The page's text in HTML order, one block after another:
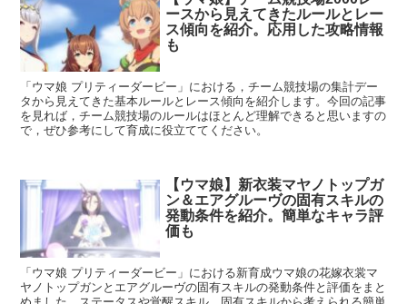
ースから見えてきたルールとレー
ス傾向を紹介。応用した攻略情報
も
「ウマ娘 プリティーダービー」における，チーム競技場の集計デー
タから見えてきた基本ルールとレース傾向を紹介します。今回の記事
を見れば，チーム競技場のルールはほとんど理解できると思いますの
で，ぜひ参考にして育成に役立ててください。
【ウマ娘】新衣装マヤノトップガ
ン＆エアグルーヴの固有スキルの
発動条件を紹介。簡単なキャラ評
価も
「ウマ娘 プリティーダービー」における新育成ウマ娘の花嫁衣裳マ
ヤノトップガンとエアグルーヴの固有スキルの発動条件と評価をまと